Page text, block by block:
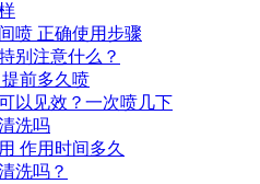
喷 正确使用步骤
别注意什么？
前多久喷
以见效？一次喷几下
洗吗
作用时间多久
洗吗？